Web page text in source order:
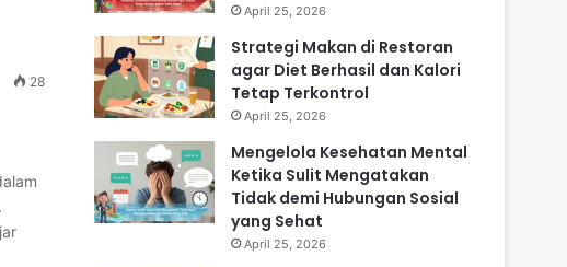
28
April 25, 2026
Strategi Makan di Restoran
agar Diet Berhasil dan Kalori
Tetap Terkontrol
April 25, 2026
Mengelola Kesehatan Mental
Ketika Sulit Mengatakan
Tidak demi Hubungan Sosial
yang Sehat
April 25, 2026